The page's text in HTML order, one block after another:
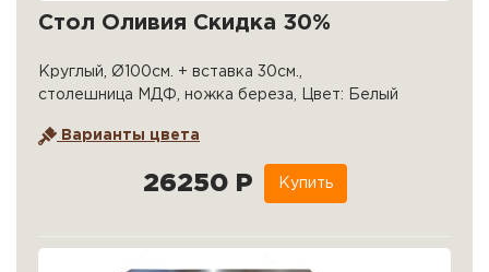
Стол Оливия Скидка 30%
Круглый, Ø100см. + вставка 30см.,
столешница МДФ, ножка береза, Цвет: Белый
Варианты цвета
26250 Р Купить